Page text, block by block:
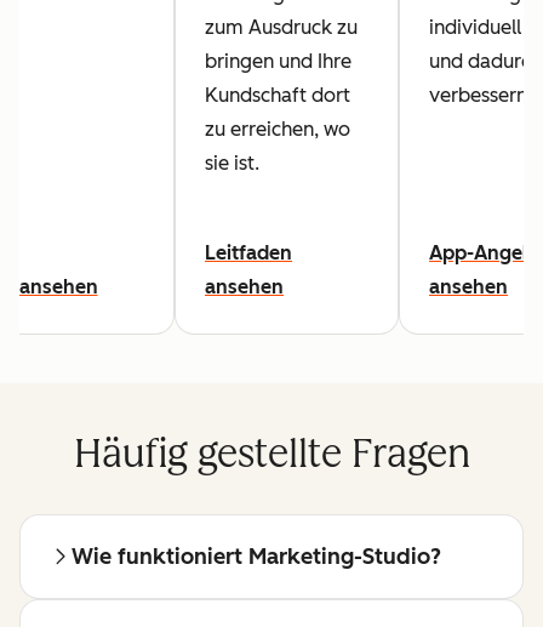
ansehen
zum Ausdruck zu
bringen und Ihre
Kundschaft dort
zu erreichen, wo
sie ist.
Leitfaden
ansehen
individuell
und dadurch
verbessern.
App-
ansehen
Häufig gestellte Fragen
Wie funktioniert Marketing-Studio?